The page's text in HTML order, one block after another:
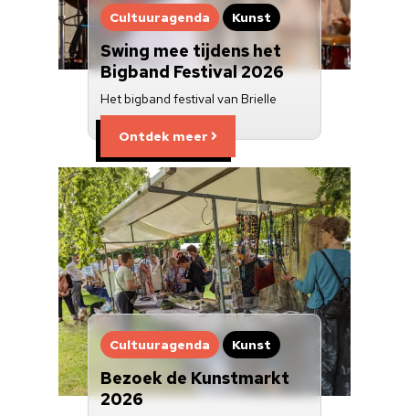
Cultuuragenda Kunst
Swing mee tijdens het
Bigband Festival 2026
Het bigband festival van Brielle
Ontdek meer
Cultuuragenda Kunst
Bezoek de Kunstmarkt
2026